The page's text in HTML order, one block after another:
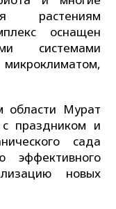
растениям
оснащен
системами
области Мурат
праздником и
сада
эффективного
новых